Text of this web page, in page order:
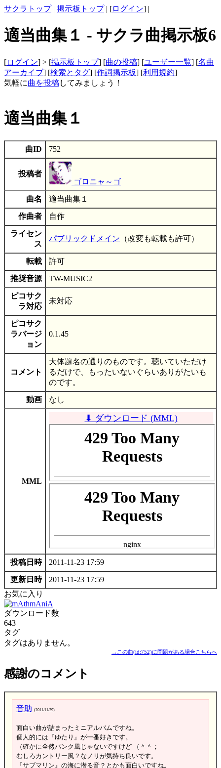
サクラトップ| 掲示板トップ| [ログイン] |
適当曲集１ - サクラ曲掲示板6
[ログイン] > [掲示板トップ] [曲の投稿] [ユーザー一覧] [名曲
アーカイブ] [検索とタグ] [作詞掲示板] [利用規約]
気軽に曲を投稿してみましょう！
適当曲集１
曲ID 752
投稿者
ゴロニャ～ゴ
曲名 適当曲集１
作曲者 自作
ライセン
ス
パブリックドメイン （改変も転載も許可）
転載 許可
推奨音源 TW-MUSIC2
ピコサク
ラ対応
未対応
ピコサク
ラバージ
ョン
0.1.45
コメント
大体題名の通りのものです。聴いていただけ
るだけで、もったいないぐらいありがたいも
のです。
動画 なし
MML
⬇ ダウンロード (MML)
投稿日時 2011-11-23 17:59
更新日時
2011-11-23 17:59
お気に入り
ダウンロード数
643
タグ
タグはありません。
→この曲(id:752)に問題がある場合こちらへ
感謝のコメント
音助 (2011/11/29)
面白い曲が詰まったミニアルバムですね。
個人的には『ゆたり』が一番好きです。
（確かに全然パンク風じゃないですけど （＾＾；
むしろカントリー風？なノリが気持ち良いです。
『サブマリン』の海に潜る音？とかも面白いですね。